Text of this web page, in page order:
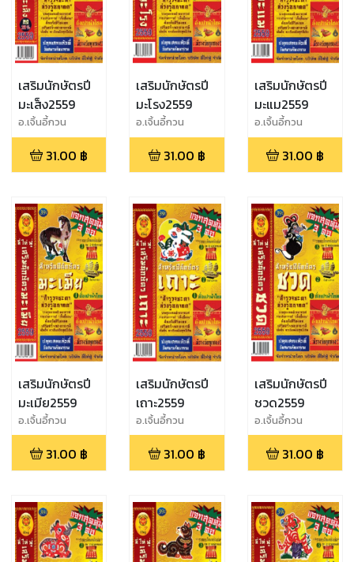
เสริมนักษัตรปี
มะเส็ง2559
อ.เจิ้นอี้กวน
31.00 ฿
เสริมนักษัตรปี
มะโรง2559
อ.เจิ้นอี้กวน
31.00 ฿
เสริมนักษัตรปี
มะแม2559
อ.เจิ้นอี้กวน
31.00 ฿
เสริมนักษัตรปี
มะเมีย2559
อ.เจิ้นอี้กวน
31.00 ฿
เสริมนักษัตรปี
เถาะ2559
อ.เจิ้นอี้กวน
31.00 ฿
เสริมนักษัตรปี
ชวด2559
อ.เจิ้นอี้กวน
31.00 ฿